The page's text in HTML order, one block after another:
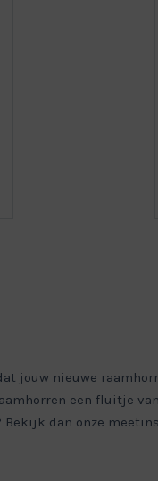
jouw nieuwe
een fluitje
dan onze